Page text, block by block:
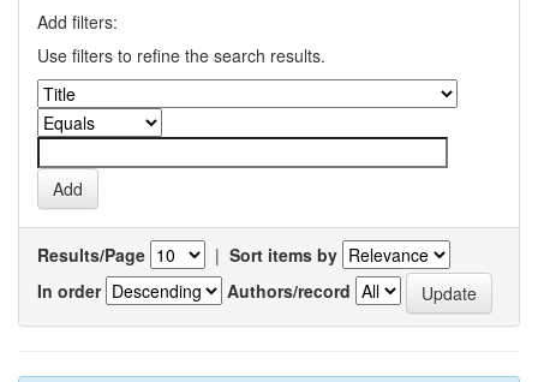
Add filters:
Use filters to refine the search results.
Results/Page | Sort items by
In order
Authors/record